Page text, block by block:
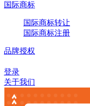
国际商标
国际商标转让
国际商标注册
品牌授权
登录
关于我们